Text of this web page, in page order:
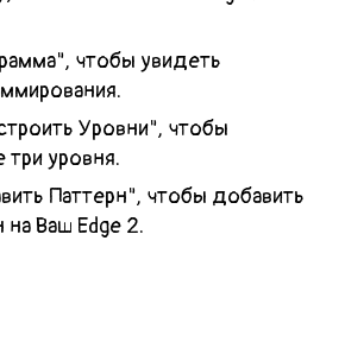
чтобы увидеть
Уровни", чтобы
три уровня.
Паттерн", чтобы добавить
на Ваш Edge 2.